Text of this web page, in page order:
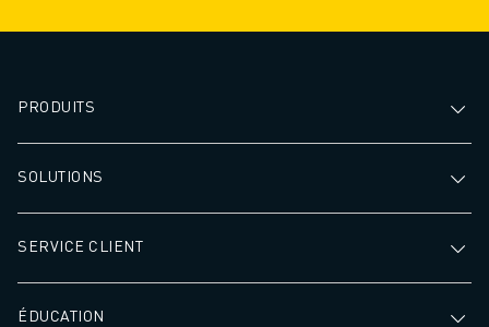
pour toute opération de
PRODUITS
SOLUTIONS
SERVICE CLIENT
ÉDUCATION